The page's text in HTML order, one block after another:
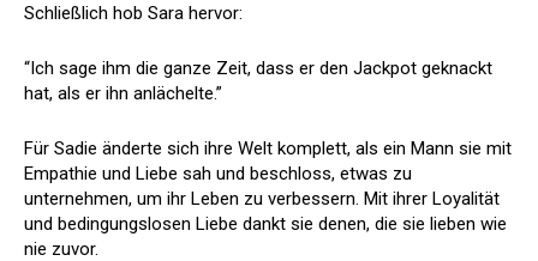
Schließlich hob Sara hervor:
“Ich sage ihm die ganze Zeit, dass er den Jackpot geknackt
hat, als er ihn anlächelte.”
Für Sadie änderte sich ihre Welt komplett, als ein Mann sie mit
Empathie und Liebe sah und beschloss, etwas zu
unternehmen, um ihr Leben zu verbessern. Mit ihrer Loyalität
und bedingungslosen Liebe dankt sie denen, die sie lieben wie
nie zuvor.